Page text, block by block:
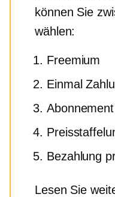
können Sie
wählen:
Freemium
Einmal
Abonnement
Bezahlung
Lesen Sie